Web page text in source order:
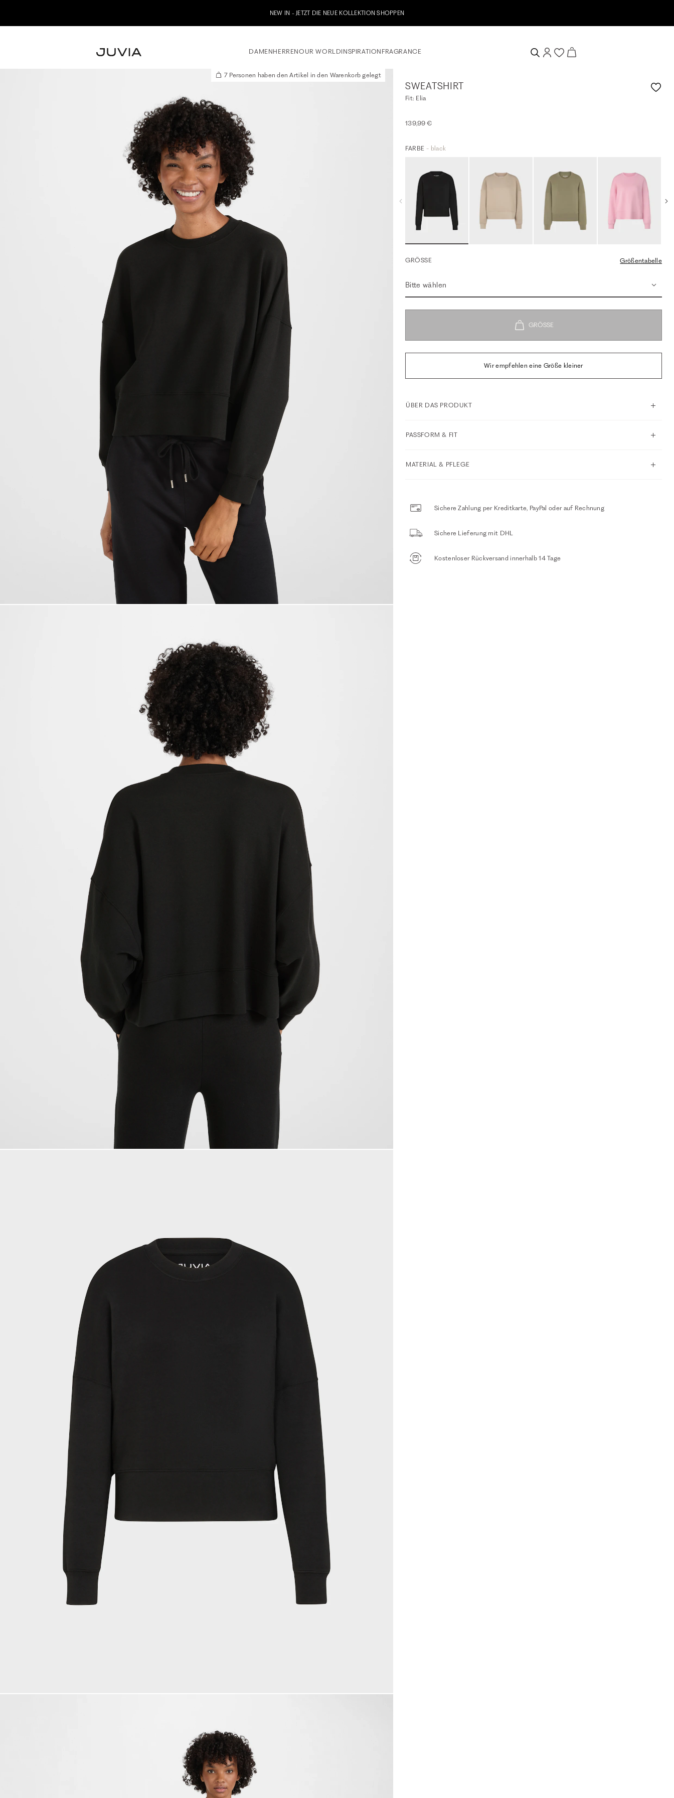
Jetzt zu unserem Whatsapp Newsletter anmelden & 10% Willkommensgutschein erhalten
DAMENHERRENOUR WORLDINSPIRATION FRAGRANCE
7 Personen haben den Artikel in den Warenkorb gelegt
SWEATSHIRT
Fit: Elia
139,99 €
FARBE - black
GRÖSSE Größentabelle
Bitte wählen
Wir empfehlen eine Größe kleiner
ÜBER DAS PRODUKT
PASSFORM & FIT
MATERIAL & PFLEGE
Sichere Zahlung per Kreditkarte, PayPal oder auf Rechnung
Sichere Lieferung mit DHL
Kostenloser Rückversand innerhalb 14 Tage